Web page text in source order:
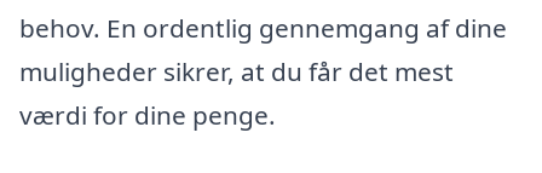
behov. En ordentlig gennemgang af dine
muligheder sikrer, at du får det mest
værdi for dine penge.